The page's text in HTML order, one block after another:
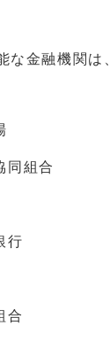
な金融機関は
同組合
行
合